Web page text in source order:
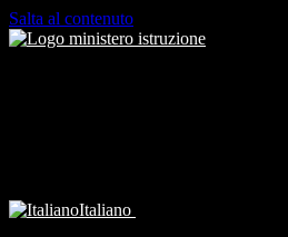
Salta al contenuto
Italiano